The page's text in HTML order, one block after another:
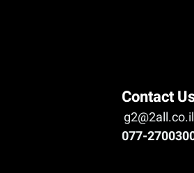
Contact
g2@2all.co.il
077-